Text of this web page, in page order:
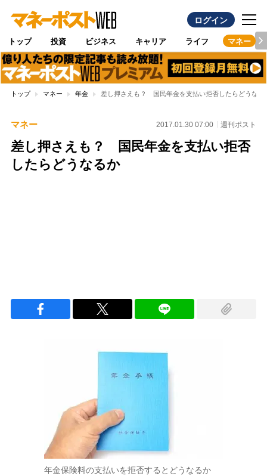
ログイン
トップ 投資 ビジネス キャリア ライフ マネー
トップ マネー 年金 差し押さえも？ 国民年金を支払い拒否したらどうなる
マネー 2017.01.30 07:00 週刊ポスト
差し押さえも？ 国民年金を支払い拒否
したらどうなるか
年金保険料の支払いを拒否するとどうなるか